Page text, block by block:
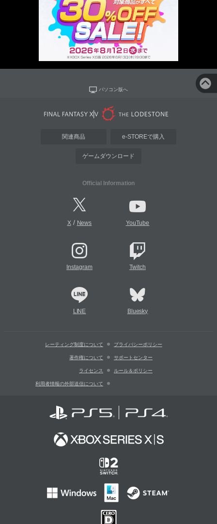
パソコン版へ
関連商品 e-STOREで購入
ゲームダウンロード
Official Information
X/ News YouTube
Instagram Twitch
LINE Bluesky
レーティング制度について プライバシーポリシー
著作権について サポートセンター
ライセンス ルール＆ポリシー
利用者情報の外部送信について